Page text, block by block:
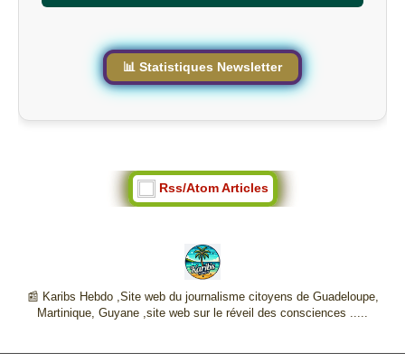
📊 Statistiques Newsletter
Rss/Atom Articles
📰 Karibs Hebdo ,Site web du journalisme citoyens de Guadeloupe,
Martinique, Guyane ,site web sur le réveil des consciences .....